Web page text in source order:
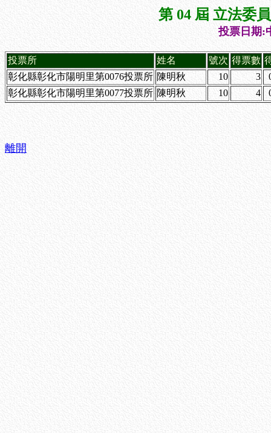
第 04 屆 立法委
投票日期:
投票所 姓名 號次 得票數
彰化縣彰化市陽明里第0076投票所 陳明秋 10 3
彰化縣彰化市陽明里第0077投票所 陳明秋 10 4
離開